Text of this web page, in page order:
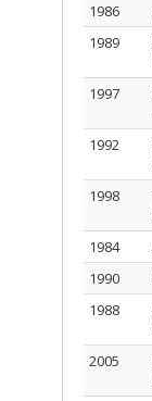
1986
1989
1997
1992
1998
1984
1990
1988
2005